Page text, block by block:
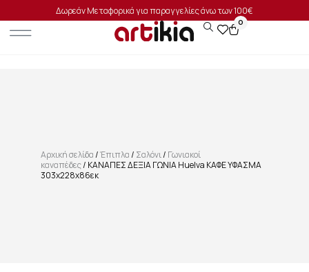
Δωρεάν Μεταφορικά για παραγγελίες άνω των 100€
0
Αρχική σελίδα/Έπιπλα/ Σαλόνι/ Γωνιακοί
καναπέδες/ ΚΑΝΑΠΕΣ ΔΕΞΙΑ ΓΩΝΙΑ Huelva ΚΑΦΕ ΥΦΑΣΜΑ
303x228x86εκ